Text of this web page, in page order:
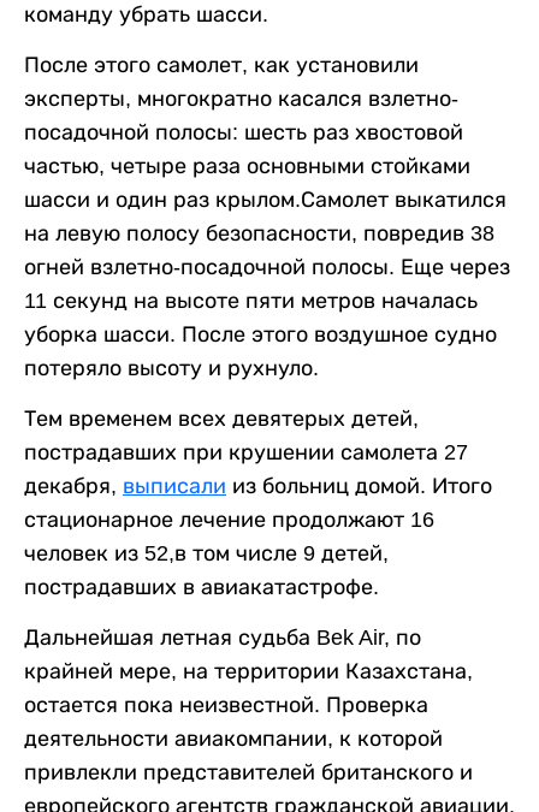
команду убрать шасси.
После этого самолет, как установили
эксперты, многократно касался взлетно-
посадочной полосы: шесть раз хвостовой
частью, четыре раза основными стойками
шасси и один раз крылом.Самолет выкатился
на левую полосу безопасности, повредив 38
огней взлетно-посадочной полосы. Еще через
11 секунд на высоте пяти метров началась
уборка шасси. После этого воздушное судно
потеряло высоту и рухнуло.
Тем временем всех девятерых детей,
пострадавших при крушении самолета 27
декабря, выписали из больниц домой. Итого
стационарное лечение продолжают 16
человек из 52,в том числе 9 детей,
пострадавших в авиакатастрофе.
Дальнейшая летная судьба Bek Air, по
крайней мере, на территории Казахстана,
остается пока неизвестной. Проверка
деятельности авиакомпании, к которой
привлекли представителей британского и
европейского агентств гражданской авиации,